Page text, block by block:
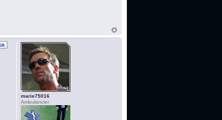
marie75016
Ambulancier